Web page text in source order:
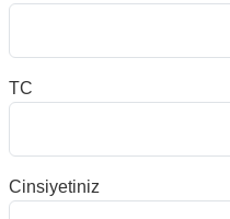
TC
Cinsiyetiniz